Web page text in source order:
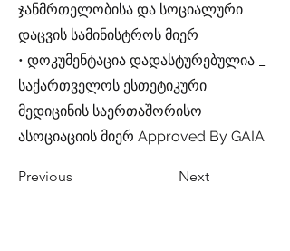
ჯანმრთელობისა და სოციალური
დაცვის სამინისტროს მიერ
• დოკუმენტაცია დადასტურებულია _
საქართველოს ესთეტიკური
მედიცინის საერთაშორისო
ასოციაციის მიერ Approved By GAIA.
Previous Next